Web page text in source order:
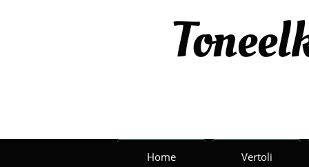
Home Vertoli